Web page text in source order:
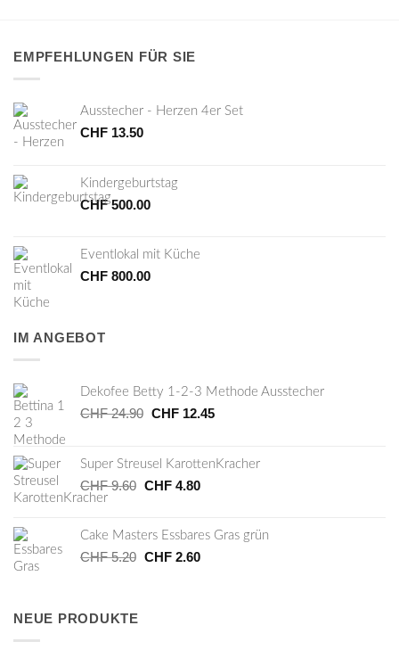
EMPFEHLUNGEN FÜR SIE
Ausstecher - Herzen 4er Set
CHF 13.50
Kindergeburtstag
CHF500.00
Eventlokal mit Küche
CHF 800.00
IM ANGEBOT
Dekofee Betty 1-2-3 Methode Ausstecher
CHF24.90 Ursprünglicher
CHF 24.90
CHF12.45Aktueller
CHF 12.45.
Super Streusel KarottenKracher
CHF9.60 Ursprünglicher
CHF 9.60
CHF4.80Aktueller
CHF 4.80.
Cake Masters Essbares Gras grün
CHF5.20 Ursprünglicher
CHF2.60Aktueller
NEUE PRODUKTE